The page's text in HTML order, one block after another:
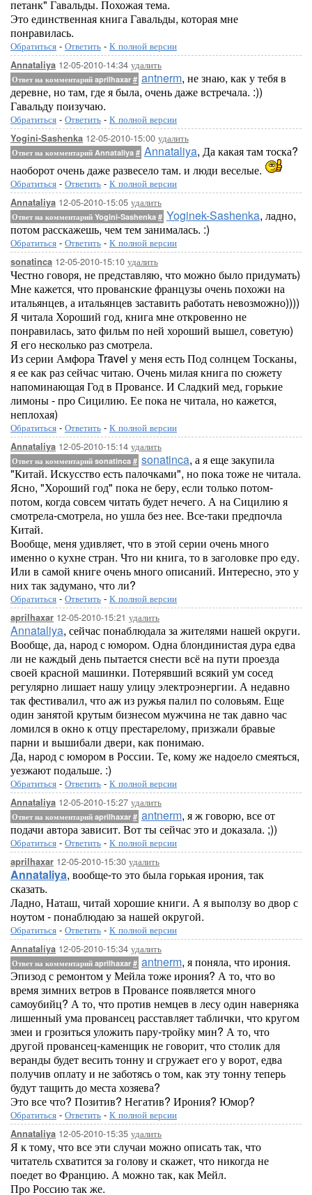
петанк" Гавальды. Похожая тема.
Это единственная книга Гавальды, которая мне
понравилась.
Обратиться - Ответить - К полной версии
Annataliya 12-05-2010-14:34 удалить
Ответ на комментарий aprilhaxar # antnerm, не знаю, как у тебя в
деревне, но там, где я была, очень даже встречала. :))
Гавальду поизучаю.
Обратиться - Ответить - К полной версии
Yogini-Sashenka 12-05-2010-15:00 удалить
Ответ на комментарий Annataliya # Annataliya, Да какая там тоска?
наоборот очень даже развесело там. и люди веселые.
Обратиться - Ответить - К полной версии
Annataliya 12-05-2010-15:05 удалить
Ответ на комментарий Yogini-Sashenka # Yoginek-Sashenka, ладно,
потом расскажешь, чем тем занималась. :)
Обратиться - Ответить - К полной версии
sonatinca 12-05-2010-15:10 удалить
Честно говоря, не представляю, что можно было придумать)
Мне кажется, что прованские французы очень похожи на
итальянцев, а итальянцев заставить работать невозможно))))
Я читала Хороший год, книга мне откровенно не
понравилась, зато фильм по ней хороший вышел, советую)
Я его несколько раз смотрела.
Из серии Амфора Travel у меня есть Под солнцем Тосканы,
я ее как раз сейчас читаю. Очень милая книга по сюжету
напоминающая Год в Провансе. И Сладкий мед, горькие
лимоны - про Сицилию. Ее пока не читала, но кажется,
неплохая)
Обратиться - Ответить - К полной версии
Annataliya 12-05-2010-15:14 удалить
Ответ на комментарий sonatinca # sonatinca, а я еще закупила
"Китай. Искусство есть палочками", но пока тоже не читала.
Ясно, "Хороший год" пока не беру, если только потом-
потом, когда совсем читать будет нечего. А на Сицилию я
смотрела-смотрела, но ушла без нее. Все-таки предпочла
Китай.
Вообще, меня удивляет, что в этой серии очень много
именно о кухне стран. Что ни книга, то в заголовке про еду.
Или в самой книге очень много описаний. Интересно, это у
них так задумано, что ли?
Обратиться - Ответить - К полной версии
aprilhaxar 12-05-2010-15:21 удалить
Annataliya, сейчас понаблюдала за жителями нашей округи.
Вообще, да, народ с юмором. Одна блондинистая дура едва
ли не каждый день пытается снести всё на пути проезда
своей красной машинки. Потерявший всякий ум сосед
регулярно лишает нашу улицу электроэнергии. А недавно
так фестивалил, что аж из ружья палил по соловьям. Еще
один занятой крутым бизнесом мужчина не так давно час
ломился в окно к отцу престарелому, призжали бравые
парни и вышибали двери, как понимаю.
Да, народ с юмором в России. Те, кому же надоело смеяться,
уезжают подальше. :)
Обратиться - Ответить - К полной версии
Annataliya 12-05-2010-15:27 удалить
Ответ на комментарий aprilhaxar # antnerm, я ж говорю, все от
подачи автора зависит. Вот ты сейчас это и доказала. ;))
Обратиться - Ответить - К полной версии
aprilhaxar 12-05-2010-15:30 удалить
Annataliya, вообще-то это была горькая ирония, так
сказать.
Ладно, Наташ, читай хорошие книги. А я выползу во двор с
ноутом - понаблюдаю за нашей округой.
Обратиться - Ответить - К полной версии
Annataliya 12-05-2010-15:34 удалить
Ответ на комментарий aprilhaxar # antnerm, я поняла, что ирония.
Эпизод с ремонтом у Мейла тоже ирония? А то, что во
время зимних ветров в Провансе появляется много
самоубийц? А то, что против немцев в лесу один наверняка
лишенный ума провансец расставляет таблички, что кругом
змеи и грозиться уложить пару-тройку мин? А то, что
другой провансец-каменщик не говорит, что столик для
веранды будет весить тонну и сгружает его у ворот, едва
получив оплату и не заботясь о том, как эту тонну теперь
будут тащить до места хозяева?
Это все что? Позитив? Негатив? Ирония? Юмор?
Обратиться - Ответить - К полной версии
Annataliya 12-05-2010-15:35 удалить
Я к тому, что все эти случаи можно описать так, что
читатель схватится за голову и скажет, что никогда не
поедет во Францию. А можно так, как Мейл.
Про Россию так же.